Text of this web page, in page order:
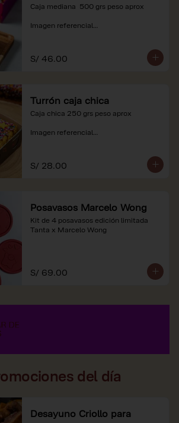
Caja mediana  500 grs peso aprox
Imagen referencial
soles e incluyen impuestos de ley y
recargo al consumo.
S/ 46.00
Turrón caja chica
Caja chica 250 grs peso aprox
Imagen referencial
soles e incluyen impuestos de ley y
recargo al consumo.
S/ 28.00
Posavasos Marcelo Wong
Kit de 4 posavasos edición limitada
Tanta x Marcelo Wong
S/ 69.00
del día
Desayuno Criollo para